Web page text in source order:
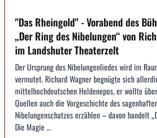
"Das Rheingold" - Vorabend des
„Der Ring des Nibelungen“ von
im Landshuter Theaterzelt
Der Ursprung des Nibelungenliedes wird im
vermutet. Richard Wagner begnügte sich
mittelhochdeutschen Heldenepos, er wollte
Quellen auch die Vorgeschichte des
Nibelungenschatzes erzählen – davon handelt
Die Magie ...